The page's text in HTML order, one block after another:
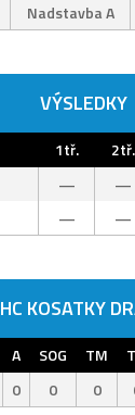
Nadstavba A
VÝSLEDKY
1tř. 2tř.
— —
— —
HC KOSATKY
A SOG TM
0 0 0